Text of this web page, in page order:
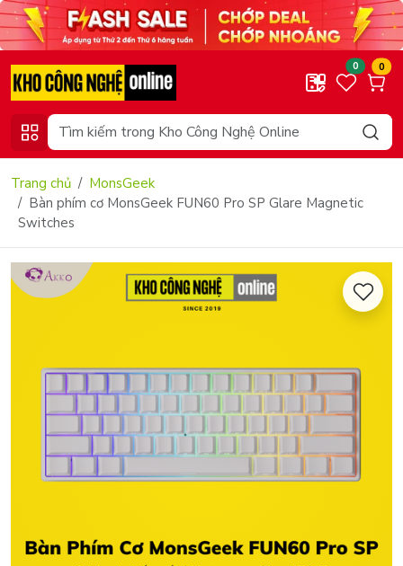
0 0
Trang chủ
MonsGeek
Bàn phím cơ MonsGeek FUN60 Pro SP Glare Magnetic
Switches